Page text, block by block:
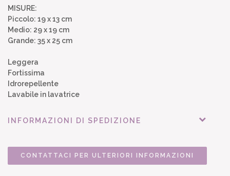
MISURE:
Piccolo: 19 x 13 cm
Medio: 29 x 19 cm
Grande: 35 x 25 cm
Leggera
Fortissima
Idrorepellente
Lavabile in lavatrice
INFORMAZIONI DI SPEDIZIONE
CONTATTACI PER ULTERIORI INFORMAZIONI